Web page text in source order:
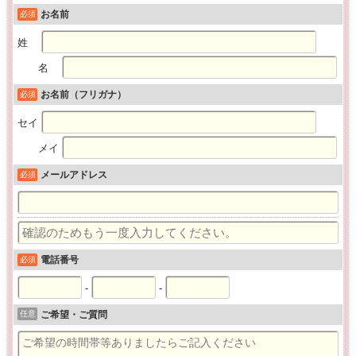
必須 お名前
姓
名
必須 お名前（フリガナ）
セイ
メイ
必須 メールアドレス
必須 電話番号
- -
任意 ご希望・ご質問